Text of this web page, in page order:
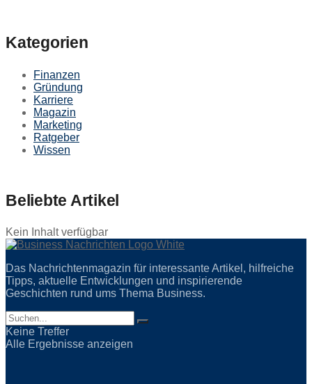
Kategorien
Finanzen
Gründung
Karriere
Magazin
Marketing
Ratgeber
Wissen
Beliebte Artikel
Kein Inhalt verfügbar
Das Nachrichtenmagazin für interessante Artikel, hilfreiche
Tipps, aktuelle Entwicklungen und inspirierende
Geschichten rund ums Thema Business.
Keine Treffer
Alle Ergebnisse anzeigen